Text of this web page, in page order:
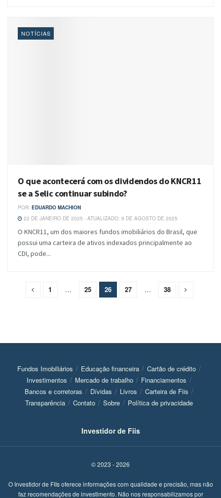
NOTÍCIAS
O que acontecerá com os dividendos do KNCR11
se a Selic continuar subindo?
POR: EDUARDO MACHION
22 DE JANEIRO DE 2025 - ATUALIZADO: 9 DE AGOSTO DE 2025
O KNCR11, um dos maiores fundos imobiliários do Brasil, que
possui uma carteira de ativos indexados principalmente ao
CDI, pode...
1 … 25 26 27 … 38
Fundos Imobiliários Educação financeira
Cartão de crédito
Investimentos
Mercado de trabalho
Financiamentos
Bancos e corretoras
Dívidas Livros
Carteira de Fiis
Transparência
Contato Sobre Política de privacidade
Investidor de Fiis
© 2023 - 2026
O Investidor de FIIs oferece informações com qualidade e precisão, mas não
faz recomendações de investimento. Não nos responsabilizamos por